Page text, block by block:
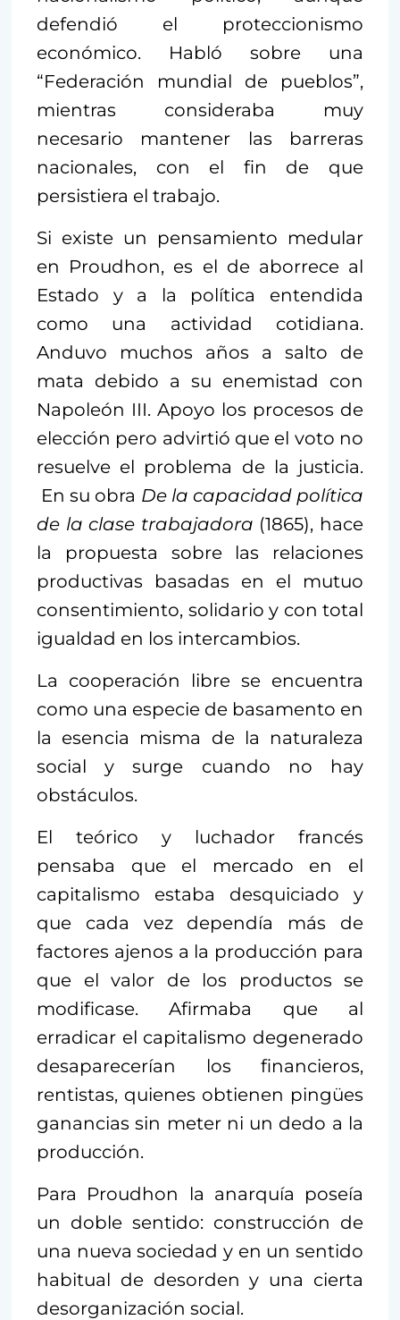
defendió el proteccionismo
económico. Habló sobre una
“Federación mundial de pueblos”,
mientras consideraba muy
necesario mantener las barreras
nacionales, con el fin de que
persistiera el trabajo.
Si existe un pensamiento medular
en Proudhon, es el de aborrece al
Estado y a la política entendida
como una actividad cotidiana.
Anduvo muchos años a salto de
mata debido a su enemistad con
Napoleón III. Apoyo los procesos de
elección pero advirtió que el voto no
resuelve el problema de la justicia.
En su obra De la capacidad política
de la clase trabajadora (1865), hace
la propuesta sobre las relaciones
productivas basadas en el mutuo
consentimiento, solidario y con total
igualdad en los intercambios.
La cooperación libre se encuentra
como una especie de basamento en
la esencia misma de la naturaleza
social y surge cuando no hay
obstáculos.
El teórico y luchador francés
pensaba que el mercado en el
capitalismo estaba desquiciado y
que cada vez dependía más de
factores ajenos a la producción para
que el valor de los productos se
modificase. Afirmaba que al
erradicar el capitalismo degenerado
desaparecerían los financieros,
rentistas, quienes obtienen pingües
ganancias sin meter ni un dedo a la
producción.
Para Proudhon la anarquía poseía
un doble sentido: construcción de
una nueva sociedad y en un sentido
habitual de desorden y una cierta
desorganización social.